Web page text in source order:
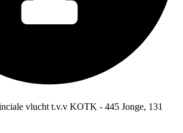
vlucht t.v.v KOTK - 445 Jonge, 131